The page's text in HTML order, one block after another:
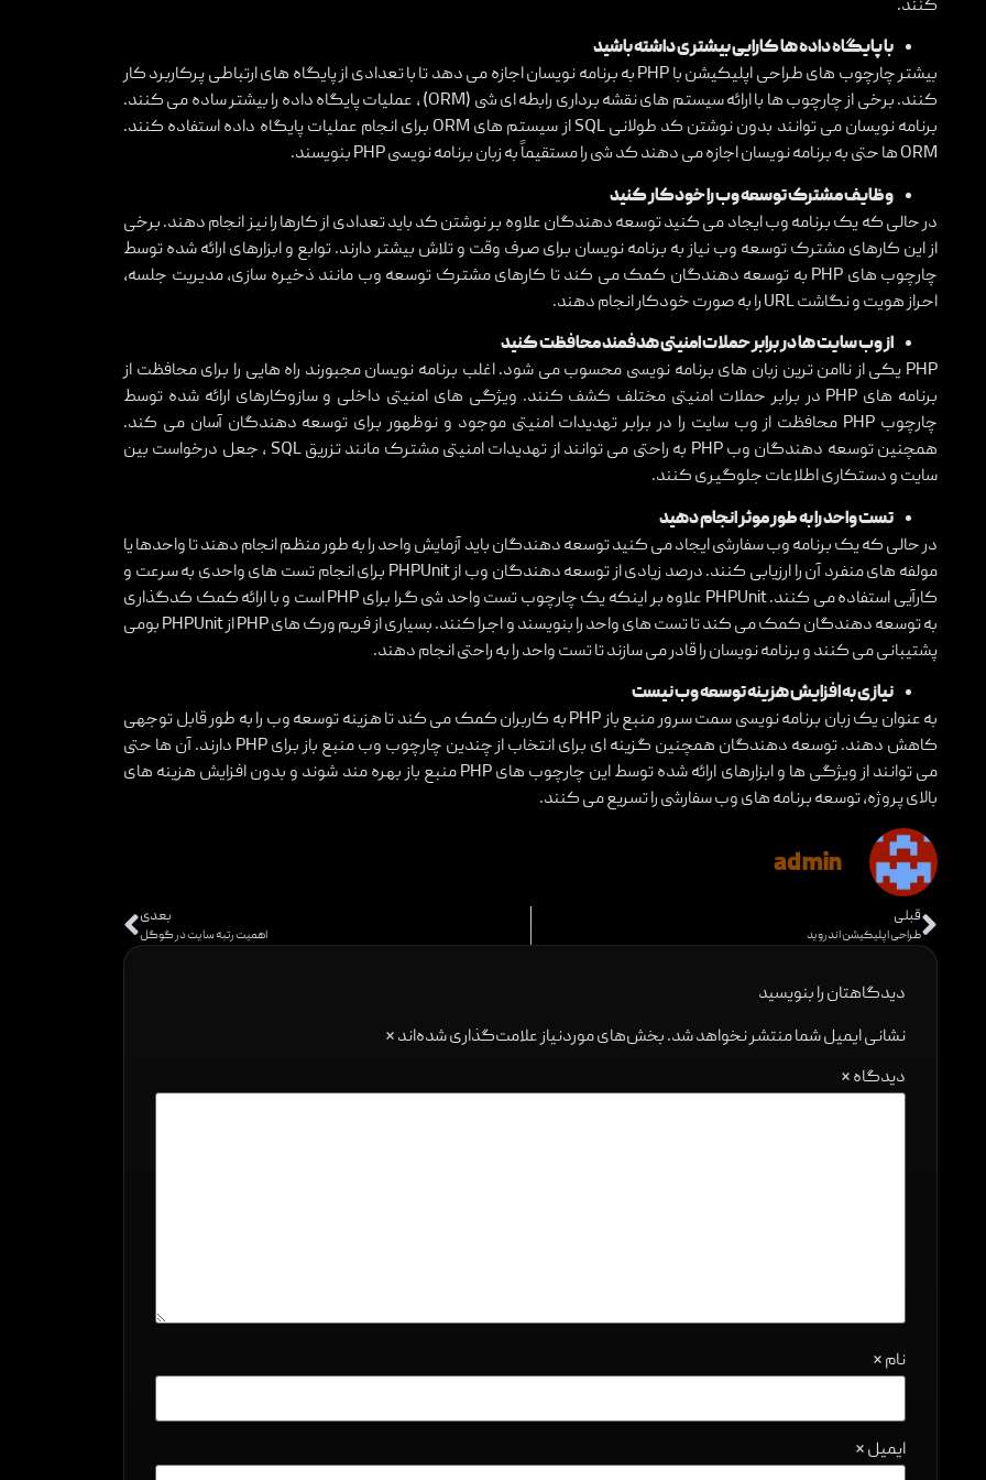
کنند.
با پایگاه داده ها کارایی بیشتری داشته باشید
بیشتر چارچوب های طراحی اپلیکیشن با PHP به برنامه نویسان اجازه می دهد تا با تعدادی از پایگاه های ارتباطی پرکاربرد کار
کنند. برخی از چارچوب ها با ارائه سیستم های نقشه برداری رابطه ای شی (ORM) ، عملیات پایگاه داده را بیشتر ساده می کنند.
برنامه نویسان می توانند بدون نوشتن کد طولانی SQL از سیستم های ORM برای انجام عملیات پایگاه داده استفاده کنند.
ORM ها حتی به برنامه نویسان اجازه می دهند کد شی را مستقیماً به زبان برنامه نویسی PHP بنویسند.
وظایف مشترک توسعه وب را خودکار کنید
در حالی که یک برنامه وب ایجاد می کنید توسعه دهندگان علاوه بر نوشتن کد باید تعدادی از کارها را نیز انجام دهند. برخی
از این کارهای مشترک توسعه وب نیاز به برنامه نویسان برای صرف وقت و تلاش بیشتر دارند. توابع و ابزارهای ارائه شده توسط
چارچوب های PHP به توسعه دهندگان کمک می کند تا کارهای مشترک توسعه وب مانند ذخیره سازی، مدیریت جلسه،
احراز هویت و نگاشت URL را به صورت خودکار انجام دهند.
از وب سایت ها در برابر حملات امنیتی هدفمند محافظت کنید
PHP یکی از ناامن ترین زبان های برنامه نویسی محسوب می شود. اغلب برنامه نویسان مجبورند راه هایی را برای محافظت از
برنامه های PHP در برابر حملات امنیتی مختلف کشف کنند. ویژگی های امنیتی داخلی و سازوکارهای ارائه شده توسط
چارچوب PHP محافظت از وب سایت را در برابر تهدیدات امنیتی موجود و نوظهور برای توسعه دهندگان آسان می کند.
همچنین توسعه دهندگان وب PHP به راحتی می توانند از تهدیدات امنیتی مشترک مانند تزریق SQL ، جعل درخواست بین
سایت و دستکاری اطلاعات جلوگیری کنند.
تست واحد را به طور موثر انجام دهید
در حالی که یک برنامه وب سفارشی ایجاد می کنید توسعه دهندگان باید آزمایش واحد را به طور منظم انجام دهند تا واحدها یا
مولفه های منفرد آن را ارزیابی کنند. درصد زیادی از توسعه دهندگان وب از PHPUnit برای انجام تست های واحدی به سرعت و
کارآیی استفاده می کنند. PHPUnit علاوه بر اینکه یک چارچوب تست واحد شی گرا برای PHP است و با ارائه کمک کدگذاری
به توسعه دهندگان کمک می کند تا تست های واحد را بنویسند و اجرا کنند. بسیاری از فریم ورک های PHP از PHPUnit بومی
پشتیبانی می کنند و برنامه نویسان را قادر می سازند تا تست واحد را به راحتی انجام دهند.
نیازی به افزایش هزینه توسعه وب نیست
به عنوان یک زبان برنامه نویسی سمت سرور منبع باز PHP به کاربران کمک می کند تا هزینه توسعه وب را به طور قابل توجهی
کاهش دهند. توسعه دهندگان همچنین گزینه ای برای انتخاب از چندین چارچوب وب منبع باز برای PHP دارند. آن ها حتی
می توانند از ویژگی ها و ابزارهای ارائه شده توسط این چارچوب های PHP منبع باز بهره مند شوند و بدون افزایش هزینه های
بالای پروژه، توسعه برنامه های وب سفارشی را تسریع می کنند.
admin
قبلی
طراحی اپلیکیشن اندروید
بعدی
اهمیت رتبه سایت در گوگل
دیدگاهتان را بنویسید
نشانی ایمیل شما منتشر نخواهد شد.بخش‌های موردنیاز علامت‌گذاری شده‌اند*
دیدگاه*
نام*
ایمیل*